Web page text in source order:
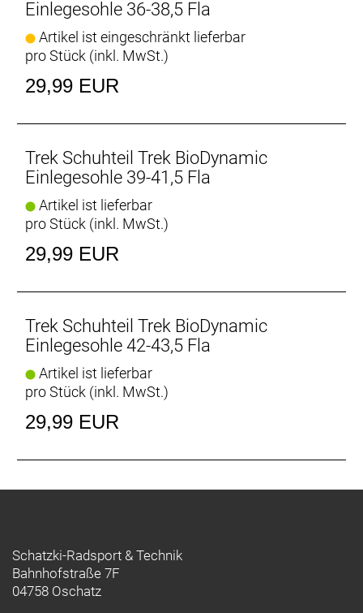
Präzise gegossene Fersenkappe unterstützt die
Stabilisierung und korrekte Ausrichtung des Fußes.
Mittelfußpolster
Das Mittelfußpolster lindert oder beseitigt häufig
auftretende Mittelfußbeschwerden.
Dual-Density-Konstruktion für mehr Komfort und
lange Haltbarkeit.
Anpassbare Größe
Einlegesohlen auf je
Nachhaltiges Design
Einlegesohle 36-38,5 Fla
Artikel ist eingeschränkt lieferbar
pro Stück (inkl. MwSt.)
29,99 EUR
Trek Schuhteil Trek BioDynamic
Einlegesohle 39-41,5 Fla
Artikel ist lieferbar
pro Stück (inkl. MwSt.)
29,99 EUR
Trek Schuhteil Trek BioDynamic
Einlegesohle 42-43,5 Fla
Artikel ist lieferbar
pro Stück (inkl. MwSt.)
29,99 EUR
Schatzki-Radsport & Technik
Bahnhofstraße 7F
04758 Oschatz